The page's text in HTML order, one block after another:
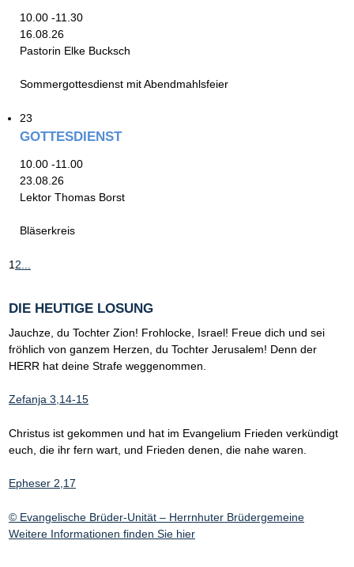
10.00 -11.30
16.08.26
Pastorin Elke Bucksch
Sommergottesdienst mit Abendmahlsfeier
23
GOTTESDIENST
10.00 -11.00
23.08.26
Lektor Thomas Borst
Bläserkreis
1 2
DIE HEUTIGE LOSUNG
Jauchze, du Tochter Zion! Frohlocke, Israel! Freue dich und sei
fröhlich von ganzem Herzen, du Tochter Jerusalem! Denn der
HERR hat deine Strafe weggenommen.
Zefanja 3,14-15
Christus ist gekommen und hat im Evangelium Frieden verkündigt
euch, die ihr fern wart, und Frieden denen, die nahe waren.
Epheser 2,17
© Evangelische Brüder-Unität – Herrnhuter Brüdergemeine
Weitere Informationen finden Sie hier